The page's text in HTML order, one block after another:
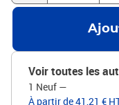
Voir toutes les
1 Neuf —
À partir de 41,21 €